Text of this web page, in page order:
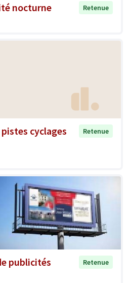
nocturne
Retenue
cyclages
Retenue
publicités
Retenue